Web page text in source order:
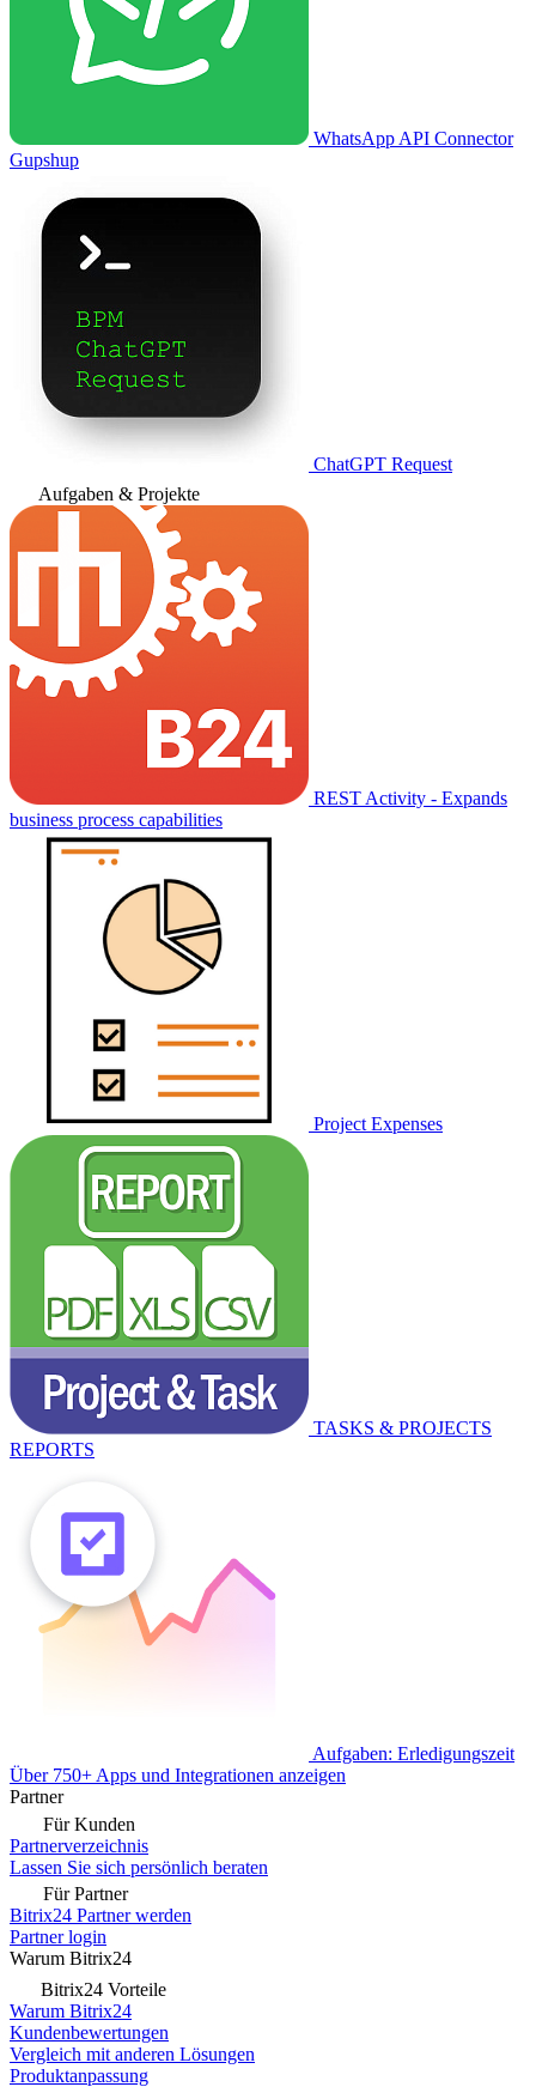
WhatsApp API Connector
Gupshup
ChatGPT Request
Aufgaben & Projekte
REST Activity - Expands
business process capabilities
Project Expenses
TASKS & PROJECTS
REPORTS
Aufgaben: Erledigungszeit
Über 750+ Apps und Integrationen anzeigen
Partner
Für Kunden
Partnerverzeichnis
Lassen Sie sich persönlich beraten
Für Partner
Bitrix24 Partner werden
Partner login
Warum Bitrix24
Bitrix24 Vorteile
Warum Bitrix24
Kundenbewertungen
Vergleich mit anderen Lösungen
Produktanpassung